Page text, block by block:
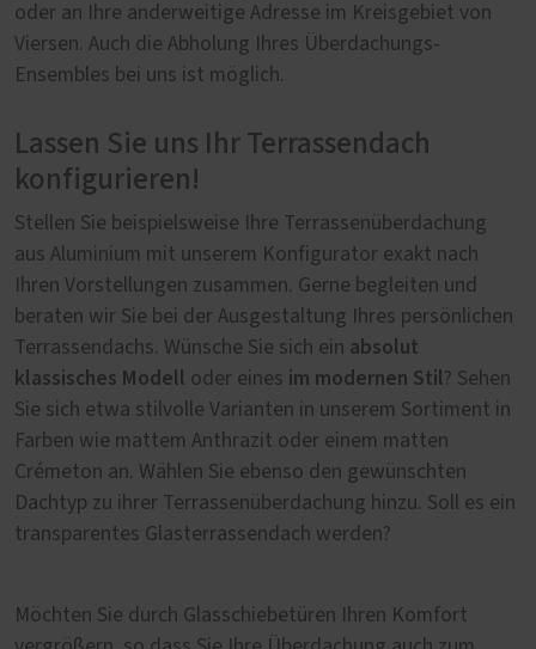
oder an Ihre anderweitige Adresse im Kreisgebiet von
Viersen. Auch die Abholung Ihres Überdachungs-
Ensembles bei uns ist möglich.
Lassen Sie uns Ihr Terrassendach
konfigurieren!
Stellen Sie beispielsweise Ihre Terrassenüberdachung
aus Aluminium mit unserem Konfigurator exakt nach
Ihren Vorstellungen zusammen. Gerne begleiten und
beraten wir Sie bei der Ausgestaltung Ihres persönlichen
Terrassendachs. Wünsche Sie sich ein absolut
klassisches Modell oder eines im modernen Stil? Sehen
Sie sich etwa stilvolle Varianten in unserem Sortiment in
Farben wie mattem Anthrazit oder einem matten
Crémeton an. Wählen Sie ebenso den gewünschten
Dachtyp zu ihrer Terrassenüberdachung hinzu. Soll es ein
transparentes Glasterrassendach werden?
Möchten Sie durch Glasschiebetüren Ihren Komfort